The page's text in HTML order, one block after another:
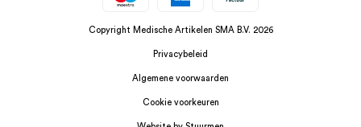
Copyright Medische Artikelen SMA B.V. 2026
Privacybeleid
Algemene voorwaarden
Cookie voorkeuren